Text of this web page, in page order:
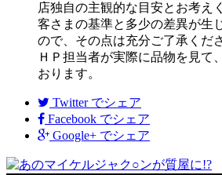
店独自の主観的な目安とお考え
客さまの基準と多少の差異が生
ので、その点は充分ご了承くだ
ＨＰ担当者が実際に品物を見て
おります。
Twitter でシェア
Facebook でシェア
Google+ でシェア